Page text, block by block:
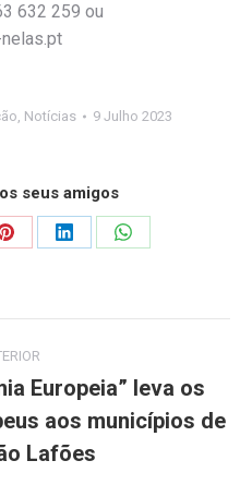
632 259 ou
, Notícias 9 Julho 2023
seus amigos
Share
Share
Share
Previous
post:
Europeia” leva os
aos municípios de
Lafões